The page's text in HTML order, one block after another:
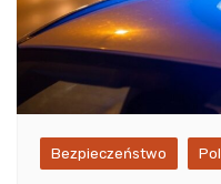
Bezpieczeństwo